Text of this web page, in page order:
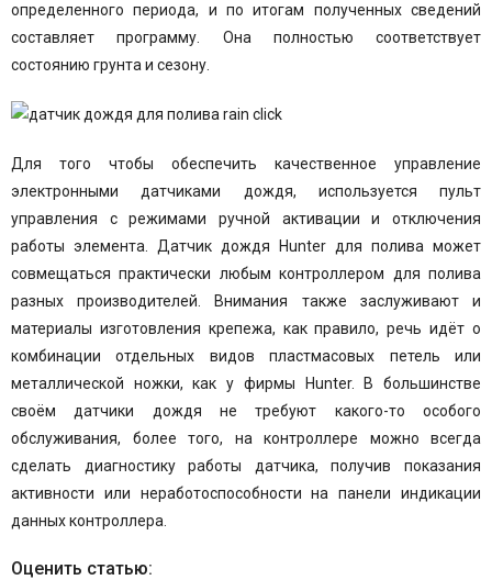
определенного периода, и по итогам полученных сведений
составляет программу. Она полностью соответствует
состоянию грунта и сезону.
Для того чтобы обеспечить качественное управление
электронными датчиками дождя, используется пульт
управления с режимами ручной активации и отключения
работы элемента. Датчик дождя Hunter для полива может
совмещаться практически любым контроллером для полива
разных производителей. Внимания также заслуживают и
материалы изготовления крепежа, как правило, речь идёт о
комбинации отдельных видов пластмасовых петель или
металлической ножки, как у фирмы Hunter. В большинстве
своём датчики дождя не требуют какого-то особого
обслуживания, более того, на контроллере можно всегда
сделать диагностику работы датчика, получив показания
активности или неработоспособности на панели индикации
данных контроллера.
Оценить статью: